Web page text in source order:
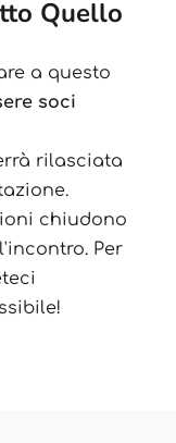
Quello
a questo
soci
rilasciata
chiudono
Per